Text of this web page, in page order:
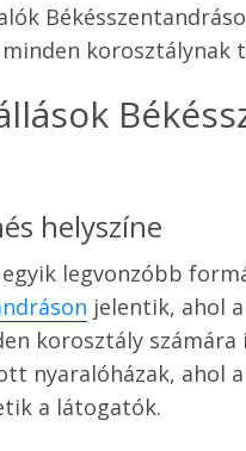
korosztálynak
helyszíne
legvonzóbb
jelentik, ahol
korosztály számára
nyaralóházak, ahol
a látogatók.